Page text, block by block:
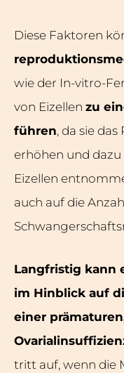
Diese Faktoren
wie der In-vitro-
von Eizellen zu
führen, da sie
erhöhen und
Eizellen
auch auf die
Langfristig kann
im Hinblick auf
einer
tritt auf, wenn die